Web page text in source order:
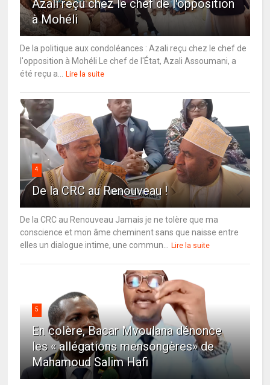
Azali reçu chez le chef de l'opposition
à Mohéli
De la politique aux condoléances : Azali reçu chez le chef de
l'opposition à Mohéli Le chef de l'État, Azali Assoumani, a
été reçu a...
Lire la suite
4
De la CRC au Renouveau !
De la CRC au Renouveau Jamais je ne tolère que ma
conscience et mon âme cheminent sans que naisse entre
elles un dialogue intime, une commun...
Lire la suite
5
En colère, Bacar Mvoulana dénonce
les « allégations mensongères» de
Mahamoud Salim Hafi